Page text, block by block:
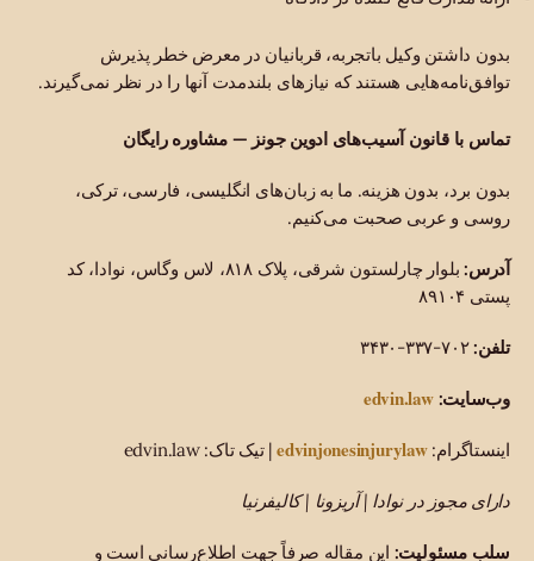
بدون داشتن وکیل باتجربه، قربانیان در معرض خطر پذیرش
توافق‌نامه‌هایی هستند که نیازهای بلندمدت آنها را در نظر نمی‌گیرند.
تماس با قانون آسیب‌های ادوین جونز — مشاوره رایگان
بدون برد، بدون هزینه. ما به زبان‌های انگلیسی، فارسی، ترکی،
روسی و عربی صحبت می‌کنیم.
آدرس:
بلوار چارلستون شرقی، پلاک ۸۱۸، لاس وگاس، نوادا، کد
پستی ۸۹۱۰۴
تلفن:۷۰۲-۳۳۷-۳۴۳۰
وب‌سایت:edvin.law
اینستاگرام:edvinjonesinjurylaw | تیک تاک: edvin.law
دارای مجوز در نوادا | آریزونا | کالیفرنیا
سلب مسئولیت: این مقاله صرفاً جهت اطلاع‌رسانی است و